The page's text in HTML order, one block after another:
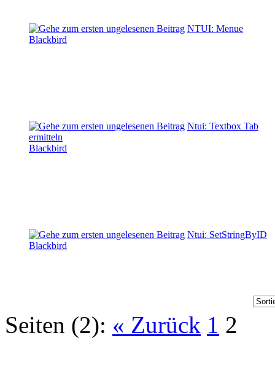
NTUI: Menue
Blackbird
Ntui: Textbox Tab
ermitteln
Blackbird
Ntui: SetStringByID
Blackbird
Seiten (2): « Zurück 1 2